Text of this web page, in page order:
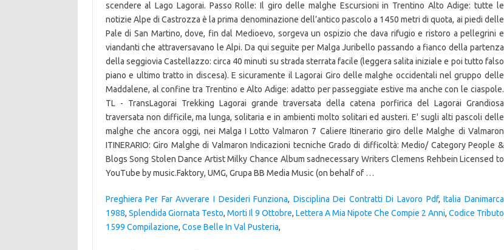
scendere al Lago Lagorai. Passo Rolle: Il giro delle malghe Escursioni in Trentino Alto Adige: tutte le
notizie Alpe di Castrozza è la prima denominazione dell’antico pascolo a 1450 metri di quota, ai piedi delle
Pale di San Martino, dove, fin dal Medioevo, sorgeva un ospizio che dava rifugio e ristoro a pellegrini e
viandanti che attraversavano le Alpi. Da qui seguite per Malga Juribello passando a fianco della partenza
della seggiovia Castellazzo: circa 40 minuti su strada sterrata facile (leggera salita iniziale e poi tutto falso
piano e ultimo tratto in discesa). E sicuramente il Lagorai Giro delle malghe occidentali nel gruppo delle
Maddalene, al confine tra Trentino e Alto Adige: adatto per passeggiate estive ma anche con le ciaspole.
TL - TransLagorai Trekking Lagorai grande traversata della catena porfirica del Lagorai Grandiosa
traversata non difficile, ma lunga, solitaria e in ambienti molto solitari ed austeri. E' sugli alti pascoli delle
malghe che ancora oggi, nei Malga I Lotto Valmaron 7 Caliere Itinerario giro delle Malghe di Valmaron
ITINERARIO: Giro Malghe di Valmaron Indicazioni tecniche Grado di difficoltà: Medio/ Category People &
Blogs Song Stolen Dance Artist Milky Chance Album sadnecessary Writers Clemens Rehbein Licensed to
YouTube by music.Faktory, UMG, Grupa BB Media Music (on behalf of …
Preghiera Per Far Avverare I Desideri Funziona, Disciplina Dei Contratti Di Lavoro Pdf,Italia Danimarca
1988, Splendida Giornata Testo, Morti Il 9 Ottobre, Lettera A Mia Nipote Che Compie 2 Anni, Codice Tributo
1599 Compilazione, Cose Belle In Val Pusteria,